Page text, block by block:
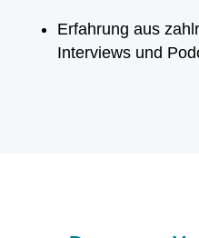
Erfahrung aus
Interviews und